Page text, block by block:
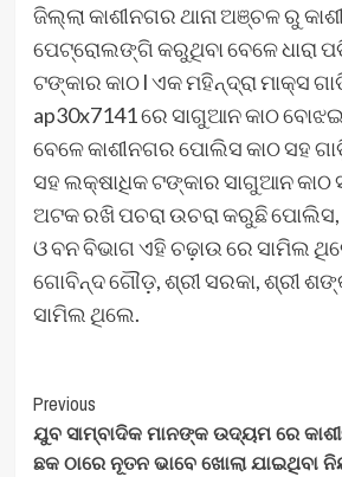
ଜିଲ୍ଲା କାଶୀନଗର ଥାନା ଅଞ୍ଚଳ ରୁ
ପେଟ୍ରୋଲଙ୍ଗି କରୁଥିବା ବେଳେ ଧାରା
ଟଙ୍କାର କାଠ l ଏକ ମହିନ୍ଦ୍ରା ମାକ୍ସ
ap30x7141 ରେ ସାଗୁଆନ କାଠ
ବେଳେ କାଶୀନଗର ପୋଲିସ କାଠ ସହ
ସହ ଲକ୍ଷାଧିକ ଟଙ୍କାର ସାଗୁଆନ କାଠ
ଅଟକ ରଖି ପଚରା ଉଚରା କରୁଛି
ଓ ବନ ବିଭାଗ ଏହି ଚଢ଼ାଉ ରେ ସାମିଲ
ଗୋବିନ୍ଦ ଗୌଡ଼, ଶ୍ରୀ ସରକା, ଶ୍ରୀ
ସାମିଲ ଥିଲେ.
Post
Navigation
Previous
ଯୁବ ସାମ୍ବାଦିକ ମାନଙ୍କ ଉଦ୍ୟମ ରେ
ଛକ ଠାରେ ନୂତନ ଭାବେ ଖୋଲା ଯାଇଥିବା